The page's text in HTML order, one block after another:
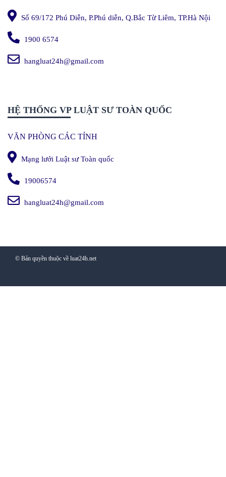
Số 69/172 Phú Diễn, P.Phú diễn, Q.Bắc Từ Liêm, TP.Hà Nội
1900 6574
hangluat24h@gmail.com
HỆ THỐNG VP LUẬT SƯ TOÀN QUỐC
VĂN PHÒNG CÁC TỈNH
Mạng lưới Luật sư Toàn quốc
19006574
hangluat24h@gmail.com
© Bản quyền thuộc về luat24h.net